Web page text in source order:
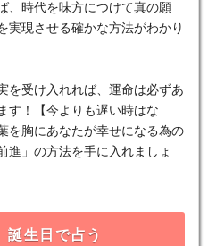
、時代を味方につけて真の願
実現させる確かな方法がわかり
を受け入れれば、運命は必ずあ
す！【今よりも遅い時はな
を胸にあなたが幸せになる為の
進」の方法を手に入れましょ
誕生日で占う